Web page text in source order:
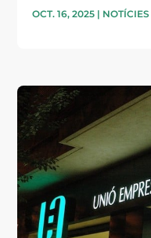
OCT. 16, 2025 | NOTÍCIES